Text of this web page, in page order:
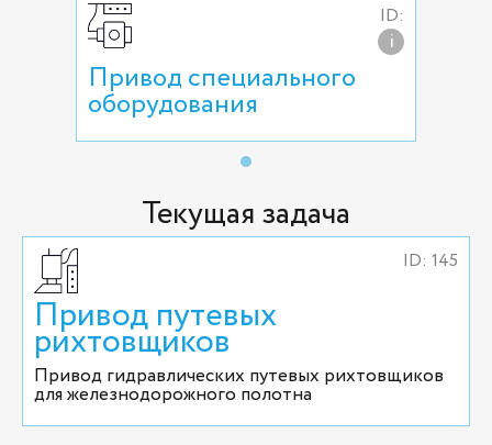
ID:
i
Привод специального
оборудования
Текущая задача
ID: 145
Привод путевых
рихтовщиков
Привод гидравлических путевых рихтовщиков
для железнодорожного полотна